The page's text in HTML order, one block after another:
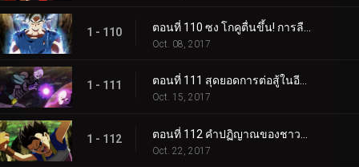
1 - 110
Oct. 08, 2017
1 - 111 ตอนที่ 111 สุดยอดการต่อสู้ในอีกห้วงมิติ! ฮิท VS จิเรน!!
Oct. 15, 2017
1 - 112
Oct. 22, 2017